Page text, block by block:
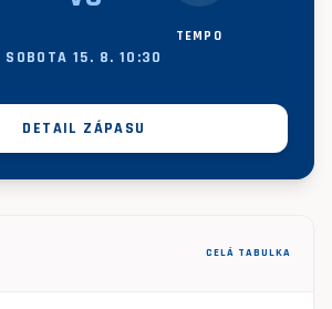
TEMPO
SOBOTA 15. 8. 10:30
DETAIL ZÁPASU
CELÁ TABULKA